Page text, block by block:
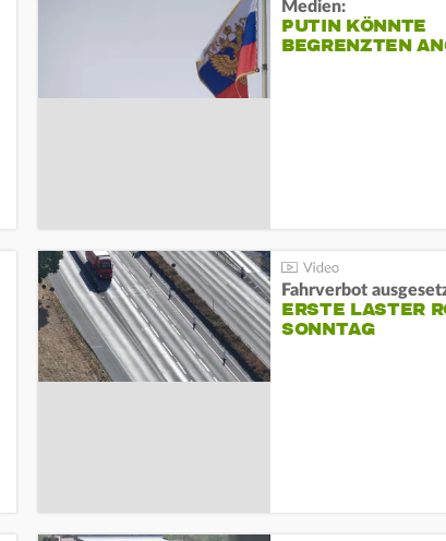
Medien:
PUTIN KÖNNTE
BEGRENZTEN
Fahrverbot
ERSTE LASTER
SONNTAG